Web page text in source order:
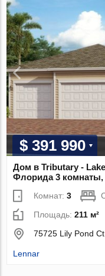
$ 391 990
Дом в Tributary -
Флорида 3 комнаты,
Комнат:3
Площадь:211 м²
75725 Lily Pond Ct
Lennar